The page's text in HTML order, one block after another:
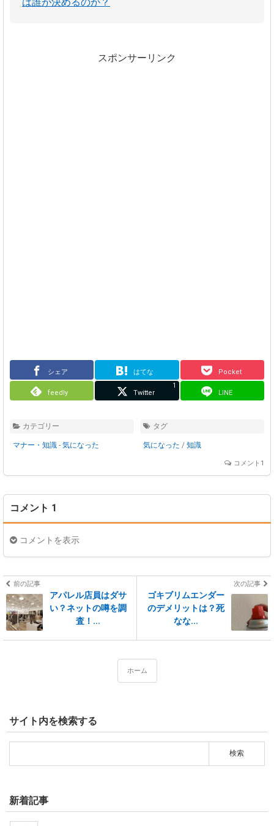
は誰が決めるのか？
スポンサーリンク
シェア はてな Pocket
feedly Twitter
1
LINE
カテゴリー
マナー・知識 - 気になった
タグ
気になった / 知識
コメント1
コメント 1
コメントを表示
前の記事
アパレル店員はダサ
い？ネットの噂を調
査！...
次の記事
ゴキブリムエンダー
のデメリットは？死
なな...
ホーム
サイト内を検索する
新着記事